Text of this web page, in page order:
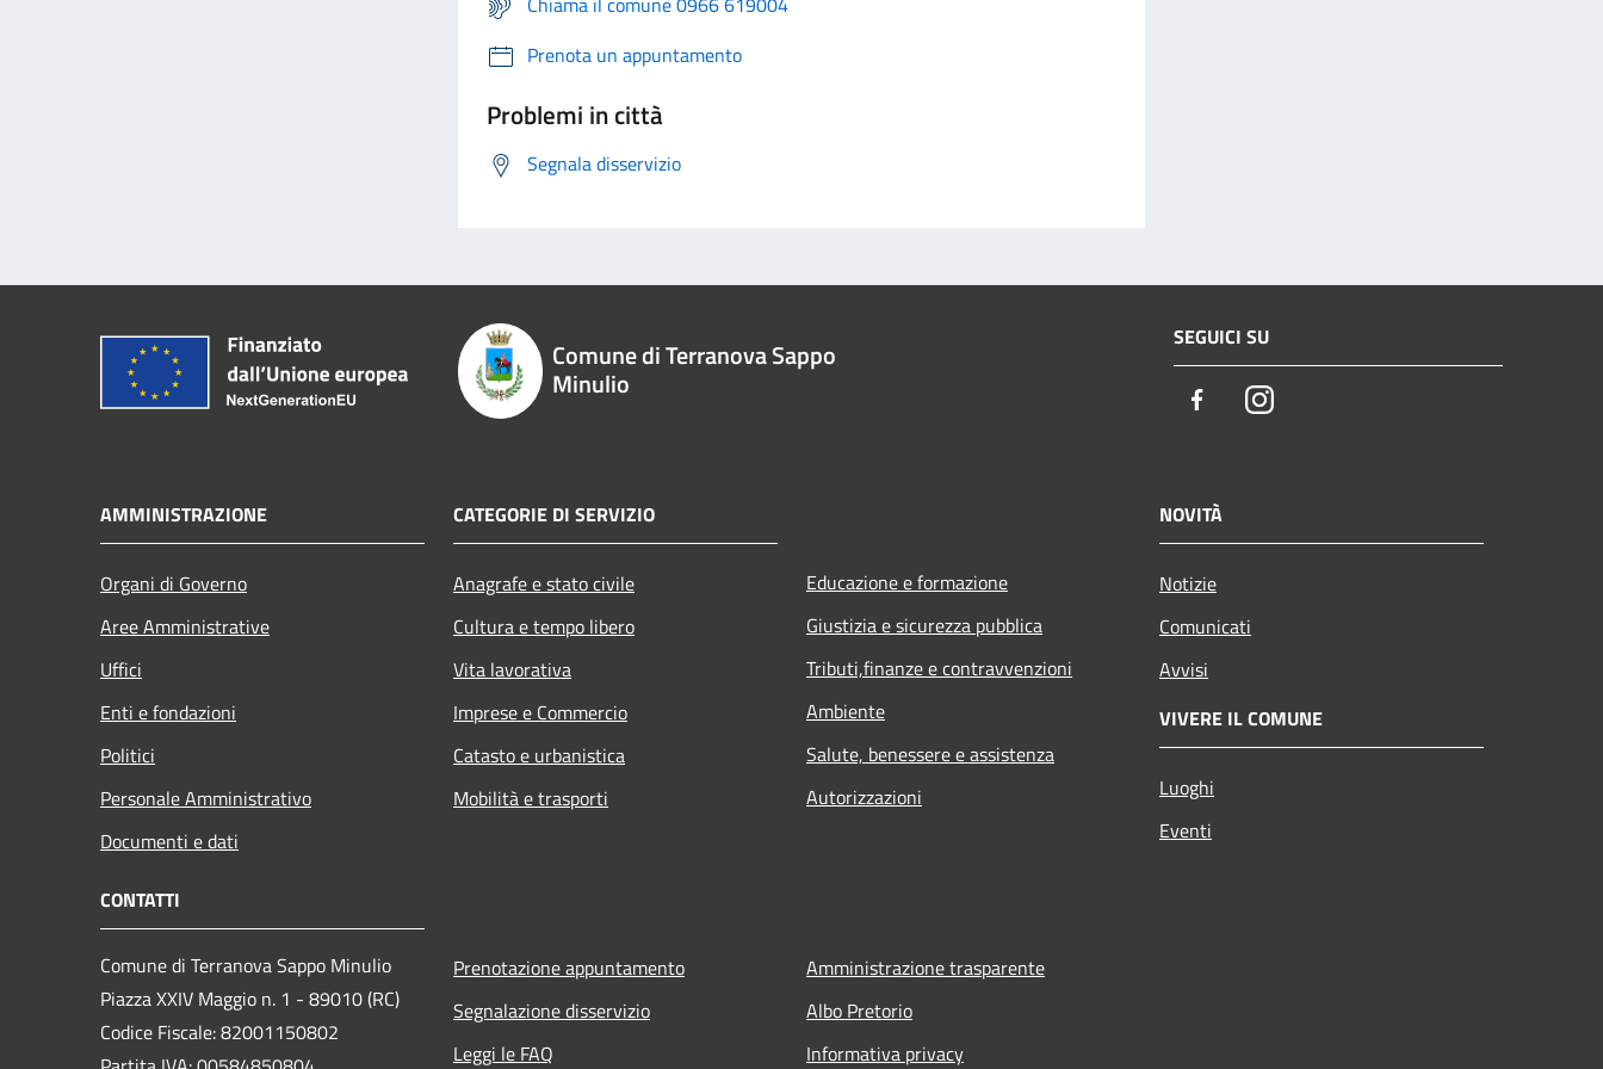
Prenota un appuntamento
Problemi in città
Segnala disservizio
Comune di Terranova Sappo
Minulio
SEGUICI SU
FacebookInstagram
AMMINISTRAZIONE
Organi di Governo
Aree Amministrative
Uffici
Enti e fondazioni
Politici
Personale Amministrativo
Documenti e dati
CATEGORIE DI SERVIZIO
Anagrafe e stato civile
Cultura e tempo libero
Vita lavorativa
Imprese e Commercio
Catasto e urbanistica
Mobilità e trasporti
Educazione e formazione
Giustizia e sicurezza pubblica
Tributi,finanze e contravvenzioni
Ambiente
Salute, benessere e assistenza
Autorizzazioni
NOVITÀ
Notizie
Comunicati
Avvisi
VIVERE IL COMUNE
Luoghi
Eventi
CONTATTI
Comune di Terranova Sappo Minulio
Piazza XXIV Maggio n. 1 - 89010 (RC)
Codice Fiscale: 82001150802
Prenotazione appuntamento
Segnalazione disservizio
Leggi le FAQ
Amministrazione trasparente
Albo Pretorio
Informativa privacy